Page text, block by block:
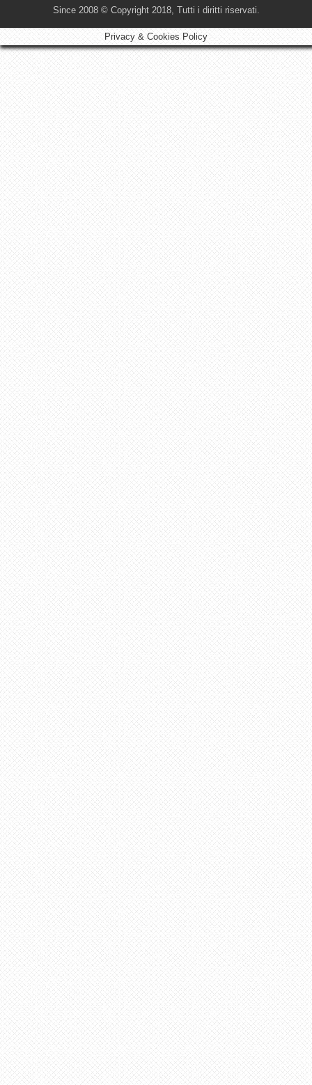
Since 2008 © Copyright 2018, Tutti i diritti riservati.
Privacy & Cookies Policy